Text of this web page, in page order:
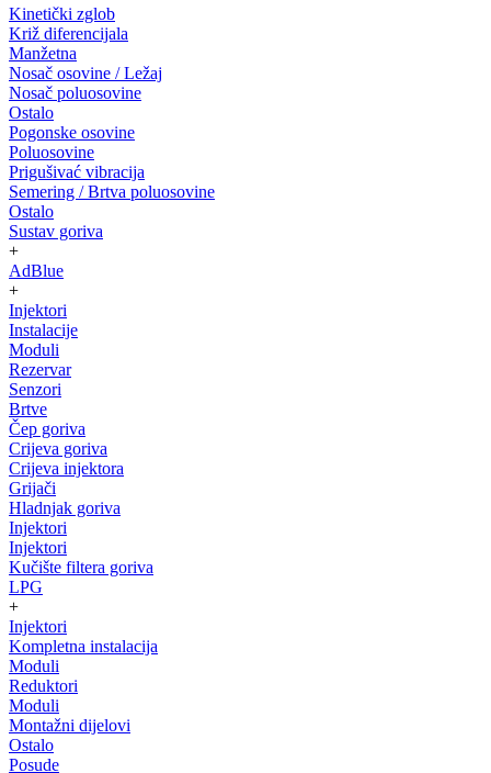
Kinetički zglob
Križ diferencijala
Manžetna
Nosač osovine / Ležaj
Nosač poluosovine
Ostalo
Pogonske osovine
Poluosovine
Prigušivać vibracija
Semering / Brtva poluosovine
Ostalo
Sustav goriva
+
AdBlue
+
Injektori
Instalacije
Moduli
Rezervar
Senzori
Brtve
Čep goriva
Crijeva goriva
Crijeva injektora
Grijači
Hladnjak goriva
Injektori
Injektori
Kučište filtera goriva
LPG
+
Injektori
Kompletna instalacija
Moduli
Reduktori
Moduli
Montažni dijelovi
Ostalo
Posude